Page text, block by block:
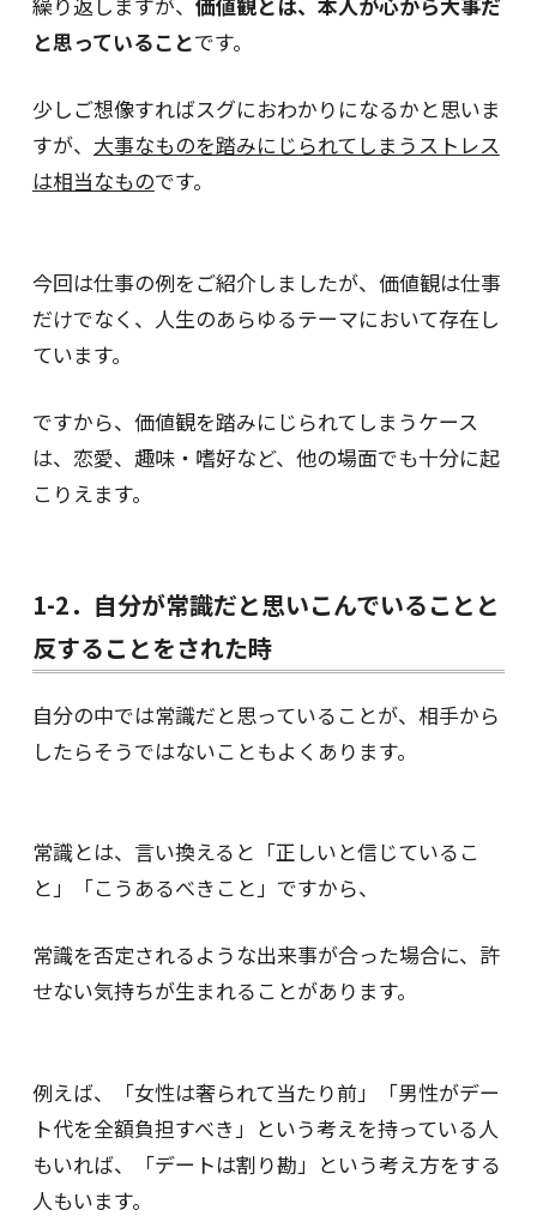
と思っていることです。
少しご想像すればスグにおわかりになるかと思いま
すが、 大事なものを踏みにじられてしまうストレス
は相当なものです。
今回は仕事の例をご紹介しましたが、価値観は仕事
だけでなく、人生のあらゆるテーマにおいて存在し
ています。
ですから、価値観を踏みにじられてしまうケース
は、恋愛、趣味・嗜好など、他の場面でも十分に起
こりえます。
1-2．自分が常識だと思いこんでいることと
反することをされた時
自分の中では常識だと思っていることが、相手から
したらそうではないこともよくあります。
常識とは、言い換えると「正しいと信じているこ
と」「こうあるべきこと」ですから、
常識を否定されるような出来事が合った場合に、許
せない気持ちが生まれることがあります。
例えば、「女性は奢られて当たり前」「男性がデー
ト代を全額負担すべき」という考えを持っている人
もいれば、「デートは割り勘」という考え方をする
人もいます。